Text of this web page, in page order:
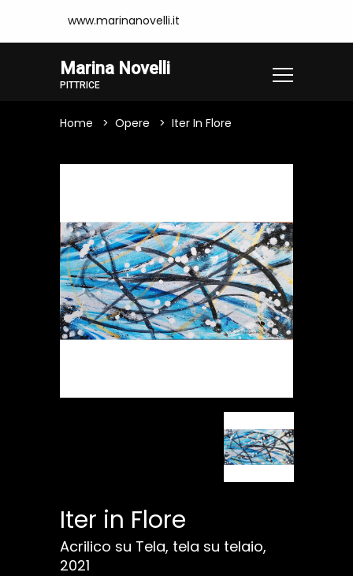
www.marinanovelli.it
Marina Novelli
PITTRICE
Home Opere Iter In Flore
Iter in Flore
Acrilico su Tela, tela su telaio,
2021